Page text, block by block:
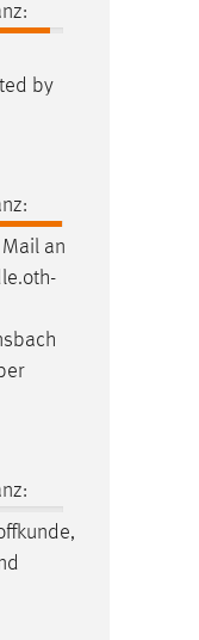
by
an
.oth-